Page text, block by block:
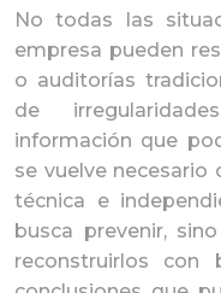
No todas las
empresa pueden
o auditorías
de
información que
se vuelve necesario
técnica e
busca prevenir,
reconstruirlos con